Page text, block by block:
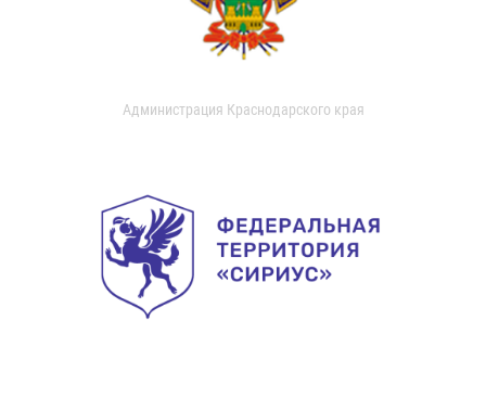
Администрация Краснодарского края